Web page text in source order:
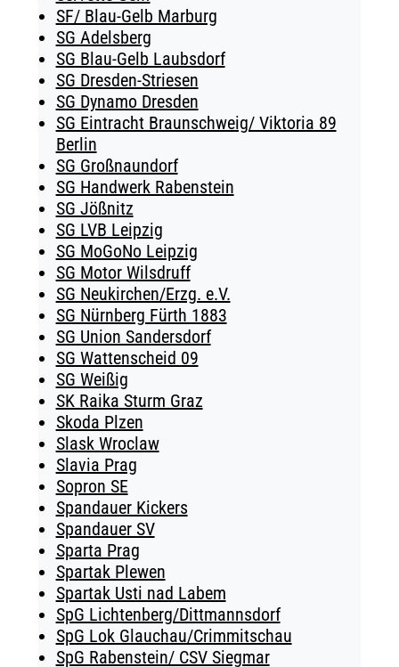
SF/ Blau-Gelb Marburg
SG Adelsberg
SG Blau-Gelb Laubsdorf
SG Dresden-Striesen
SG Dynamo Dresden
SG Eintracht Braunschweig/ Viktoria 89
Berlin
SG Großnaundorf
SG Handwerk Rabenstein
SG Jößnitz
SG LVB Leipzig
SG MoGoNo Leipzig
SG Motor Wilsdruff
SG Neukirchen/Erzg. e.V.
SG Nürnberg Fürth 1883
SG Union Sandersdorf
SG Wattenscheid 09
SG Weißig
SK Raika Sturm Graz
Skoda Plzen
Slask Wroclaw
Slavia Prag
Sopron SE
Spandauer Kickers
Spandauer SV
Sparta Prag
Spartak Plewen
Spartak Usti nad Labem
SpG Lichtenberg/Dittmannsdorf
SpG Lok Glauchau/Crimmitschau
SpG Rabenstein/ CSV Siegmar